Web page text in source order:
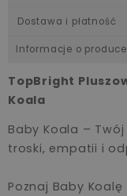
Dostawa i płatność
Informacje o
TopBright
Koala
Baby Koala –
troski, empatii i
Poznaj Baby